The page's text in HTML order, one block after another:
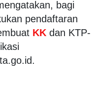
bagi
pendaftaran
KK dan KTP-